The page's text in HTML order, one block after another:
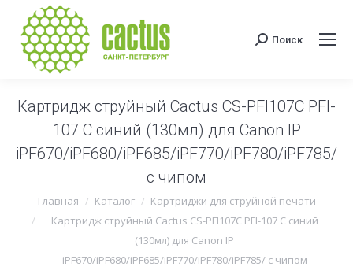
Поиск:
Поиск
Картридж струйный Cactus CS-PFI107C PFI-
107 C синий (130мл) для Canon IP
iPF670/iPF680/iPF685/iPF770/iPF780/iPF785/
с чипом
Вы здесь:
Главная Каталог
Картриджи для струйной печати
Картридж струйный Cactus CS-PFI107C PFI-107 C синий
(130мл) для Canon IP
iPF670/iPF680/iPF685/iPF770/iPF780/iPF785/ с чипом